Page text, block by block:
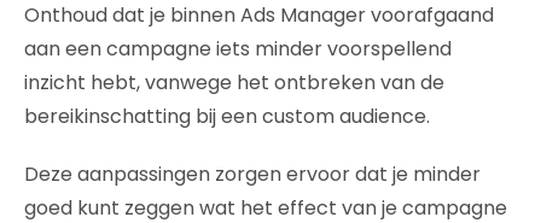
Onthoud dat je binnen Ads Manager voorafgaand
aan een campagne iets minder voorspellend
inzicht hebt, vanwege het ontbreken van de
bereikinschatting bij een custom audience.
Deze aanpassingen zorgen ervoor dat je minder
goed kunt zeggen wat het effect van je campagne